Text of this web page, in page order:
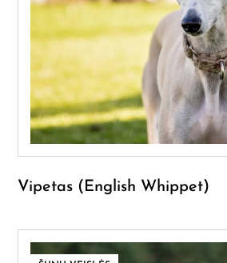
Vipetas (English Whippet)